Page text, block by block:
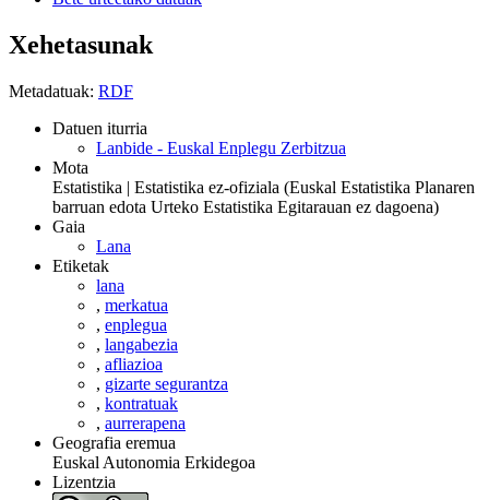
Xehetasunak
Metadatuak: RDF
Datuen iturria
Lanbide - Euskal Enplegu Zerbitzua
Mota
Estatistika | Estatistika ez-ofiziala (Euskal Estatistika Planaren
barruan edota Urteko Estatistika Egitarauan ez dagoena)
Gaia
Lana
Etiketak
lana
, merkatua
, enplegua
, langabezia
, afliazioa
, gizarte segurantza
, kontratuak
, aurrerapena
Geografia eremua
Euskal Autonomia Erkidegoa
Lizentzia